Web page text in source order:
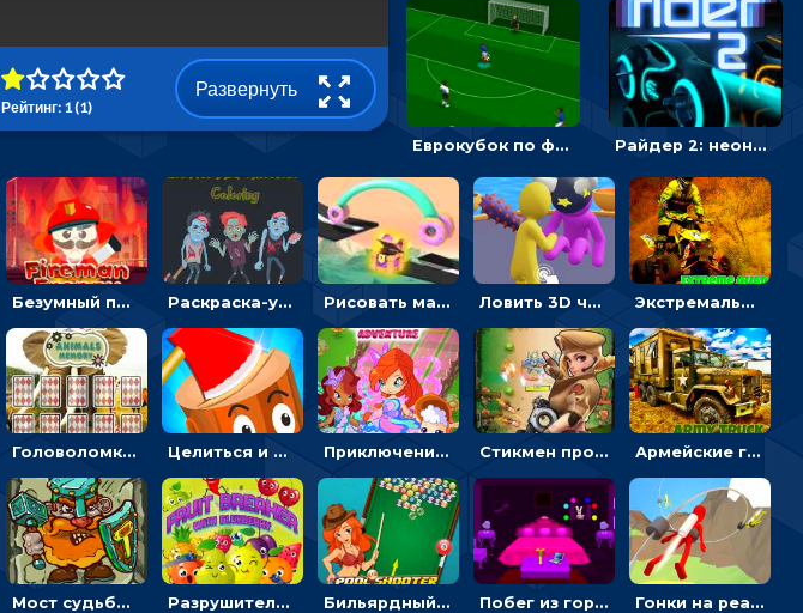
Еврокубок по футболу 2021 в 3D: пасуй мяч и бей по воротам соперника Райдер 2: неоновые гонки на мотоциклах
Рейтинг: 1 (1)
Развернуть
Безумный пожарный: направлять шланг, чтобы тушить горящие бревна Раскраска-ужастик: разукрась зомби и скелетов Рисовать машину и выигрывать гонку - для мальчиков Ловить 3D человечком своего цвета и собирать драгоценности - гиперказуалка Экстремальные пазлы с квадроциклами: собирать крутые тачки
Головоломка с животными: переворачивать карточки, чтобы находить пару Целиться и метать топор в 3D мишени Приключения Клуба Винкс: менять дорожки, чтобы собирать кристаллы Стикмен против Зомби: стрелять в зомби и развивать воина Армейские грузовики в пазлах: собери военную машину
Мост судьбы: прыгать по платформам и бить молотом орков Разрушитель фруктов: стрелять ягодами по ананасам Бильярдный пул: стрелять шариками, чтобы взрывать одинаковые Побег из горной деревни: решай головоломки, чтобы открыть ворота Гонки на реактивном ранце: избегать преград, чтобы лететь к финишу